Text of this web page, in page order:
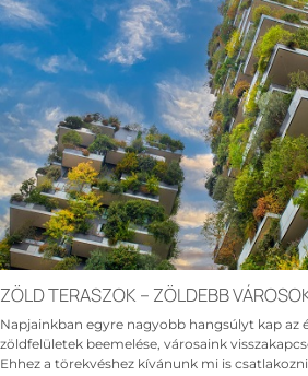
ZÖLD TERASZOK – ZÖLDEBB
Napjainkban egyre nagyobb hangsúlyt kap az
zöldfelületek beemelése, városaink
Ehhez a törekvéshez kívánunk mi is